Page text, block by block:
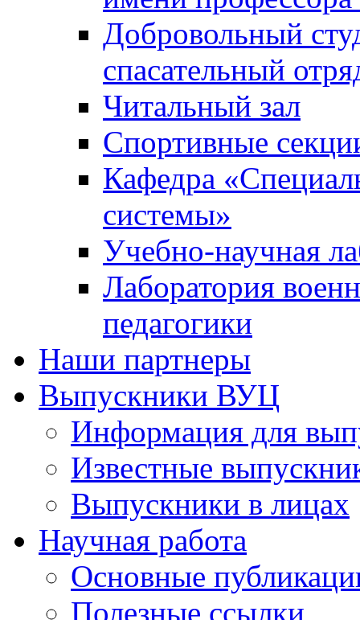
Добровольный
спасательный
Читальный зал
Спортивные
Кафедра
системы»
Учебно-научная
Лаборатория
педагогики
Наши партнеры
Выпускники ВУЦ
Информация для
Известные
Выпускники в лицах
Научная работа
Основные
Полезные ссылки